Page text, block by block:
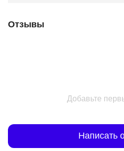
Отзывы
Добавьте
Написать